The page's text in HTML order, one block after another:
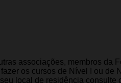
associações, membros da
os cursos de Nível I ou de
local de residência consulte